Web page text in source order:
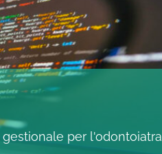
per l'odontoiatra